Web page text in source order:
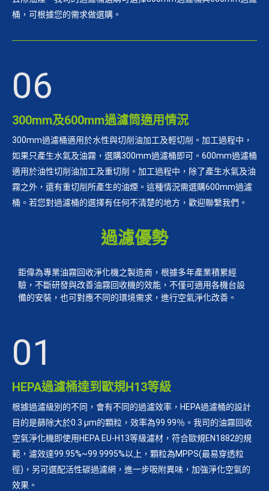
桶，可根據您的需求做選購。
06
300mm及600mm過濾筒適用情況
300mm過濾桶適用於水性與切削油加工及輕切削。加工過程中，
如果只產生水氣及油霧，選購300mm過濾桶即可。600mm過濾桶
適用於油性切削油加工及重切削。加工過程中，除了產生水氣及油
霧之外，還有重切削所產生的油煙。這種情況需選購600mm過濾
桶。若您對過濾桶的選擇有任何不清楚的地方，歡迎聯繫我們。
過濾優勢
鉅偉為專業油霧回收淨化機之製造商，根據多年產業積累經
驗，不斷研發與改善油霧回收機的效能，不僅可適用各機台設
備的安裝，也可對應不同的環境需求，進行空氣淨化改善。
01
HEPA過濾桶達到歐規H13等級
根據過濾級別的不同，會有不同的過濾效率，HEPA過濾桶的設計
目的是篩除大於0.3 µm的顆粒，效率為99.99％。我司的油霧回收
空氣淨化機即使用HEPA EU-H13等級濾材，符合歐規EN1882的規
範，濾效達99.95%~99.9995%以上，顆粒為MPPS(最易穿透粒
徑)，另可選配活性碳過濾網，進一步吸附異味，加強淨化空氣的
效果。